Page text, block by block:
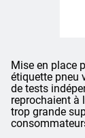
Mise en place
étiquette pneu
de tests
reprochaient à
trop grande